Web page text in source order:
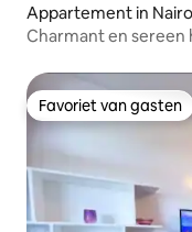
Appartement in
Charmant en sereen
Favoriet van gasten
Favoriet van gasten